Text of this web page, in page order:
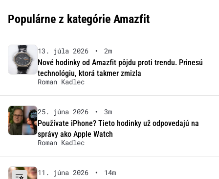
Populárne z kategórie Amazfit
13. júla 2026 •
2m
Nové hodinky od Amazfit pôjdu proti trendu. Prinesú
technológiu, ktorá takmer zmizla
Roman Kadlec
25. júna 2026 •
3m
Používate iPhone? Tieto hodinky už odpovedajú na
správy ako Apple Watch
Roman Kadlec
11. júna 2026 •
14m